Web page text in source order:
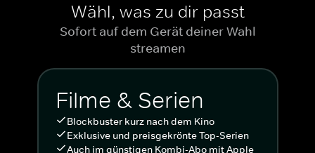
Wähl, was zu dir passt
Sofort auf dem Gerät deiner Wahl
streamen
Filme & Serien
Blockbuster kurz nach dem Kino
Exklusive und preisgekrönte Top-Serien
Auch im günstigen Kombi-Abo mit Apple